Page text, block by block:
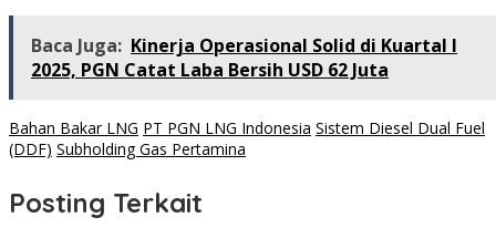
Baca Juga: Kinerja Operasional Solid di Kuartal I
2025, PGN Catat Laba Bersih USD 62 Juta
Bahan Bakar LNG PT PGN LNG Indonesia Sistem Diesel Dual Fuel
(DDF) Subholding Gas Pertamina
Posting Terkait